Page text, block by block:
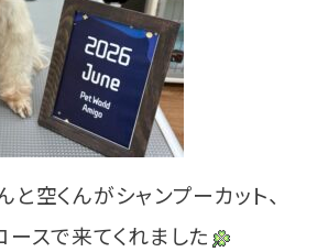
空くんがシャンプーカット、
ースで来てくれました